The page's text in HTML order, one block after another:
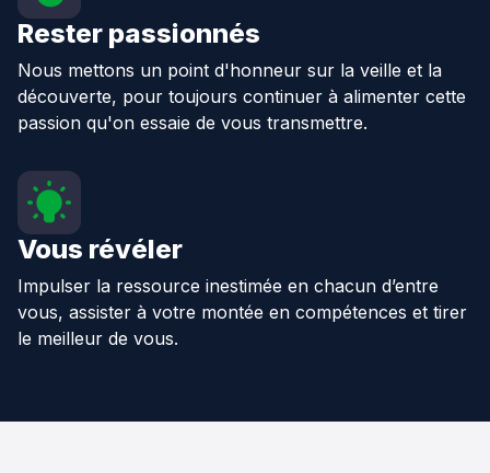
Rester passionnés
Nous mettons un point d'honneur sur la veille et la
découverte, pour toujours continuer à alimenter cette
passion qu'on essaie de vous transmettre.
Vous révéler
Impulser la ressource inestimée en chacun d’entre
vous, assister à votre montée en compétences et tirer
le meilleur de vous.